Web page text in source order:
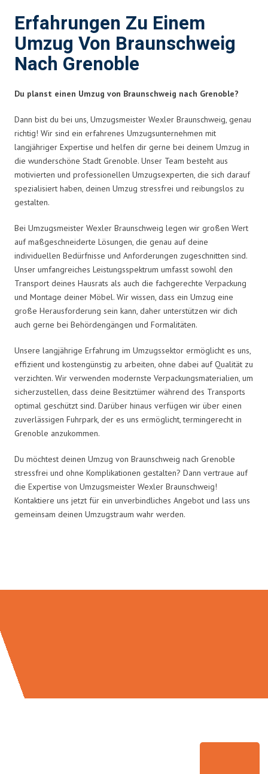
Erfahrungen Zu Einem
Umzug Von Braunschweig
Nach Grenoble
Du planst einen Umzug von Braunschweig nach Grenoble?
Dann bist du bei uns, Umzugsmeister Wexler Braunschweig, genau
richtig! Wir sind ein erfahrenes Umzugsunternehmen mit
langjähriger Expertise und helfen dir gerne bei deinem Umzug in
die wunderschöne Stadt Grenoble. Unser Team besteht aus
motivierten und professionellen Umzugsexperten, die sich darauf
spezialisiert haben, deinen Umzug stressfrei und reibungslos zu
gestalten.
Bei Umzugsmeister Wexler Braunschweig legen wir großen Wert
auf maßgeschneiderte Lösungen, die genau auf deine
individuellen Bedürfnisse und Anforderungen zugeschnitten sind.
Unser umfangreiches Leistungsspektrum umfasst sowohl den
Transport deines Hausrats als auch die fachgerechte Verpackung
und Montage deiner Möbel. Wir wissen, dass ein Umzug eine
große Herausforderung sein kann, daher unterstützen wir dich
auch gerne bei Behördengängen und Formalitäten.
Unsere langjährige Erfahrung im Umzugssektor ermöglicht es uns,
effizient und kostengünstig zu arbeiten, ohne dabei auf Qualität zu
verzichten. Wir verwenden modernste Verpackungsmaterialien, um
sicherzustellen, dass deine Besitztümer während des Transports
optimal geschützt sind. Darüber hinaus verfügen wir über einen
zuverlässigen Fuhrpark, der es uns ermöglicht, termingerecht in
Grenoble anzukommen.
Du möchtest deinen Umzug von Braunschweig nach Grenoble
stressfrei und ohne Komplikationen gestalten? Dann vertraue auf
die Expertise von Umzugsmeister Wexler Braunschweig!
Kontaktiere uns jetzt für ein unverbindliches Angebot und lass uns
gemeinsam deinen Umzugstraum wahr werden.